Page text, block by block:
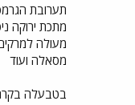
תערובת
מתכת ירוקה
מעולה
מסאלה ועוד
בטבעלה